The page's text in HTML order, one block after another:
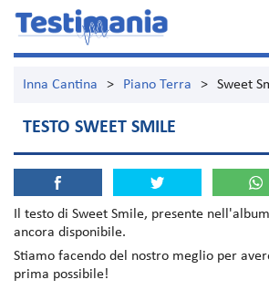
Inna Cantina > Piano Terra > Sweet
TESTO SWEET SMILE
Il testo di Sweet Smile, presente nell'album
ancora disponibile.
Stiamo facendo del nostro meglio per
prima possibile!